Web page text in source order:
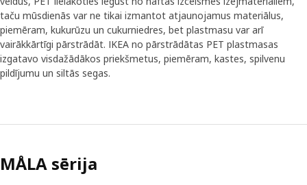
atsauksmes, lai preces atbilstu bērnu vajadzībām.”
Tik viegli sākt radīt mākslu!
MÅLA kolekcija ir pieejama jau ilgu laiku, bet, redzot
jaunas vajadzības un gūstot jaunas idejas, mēs to
iedvesma. “Bērniem nevajag vecāku klātbūtni, lai sāktu
attīstībai. Bērni pilnveidojas ar katru uzdevumu.”
taču mūsdienās var ne tikai izmantot atjaunojamus materiālus,
piemēram, kukurūzu un cukurniedres, bet plastmasu var arī
vairākkārtīgi pārstrādāt. IKEA no pārstrādātas PET plastmasas
izgatavo visdažādākos priekšmetus, piemēram, kastes, spilvenu
pildījumu un siltās segas.
MÅLA sērija